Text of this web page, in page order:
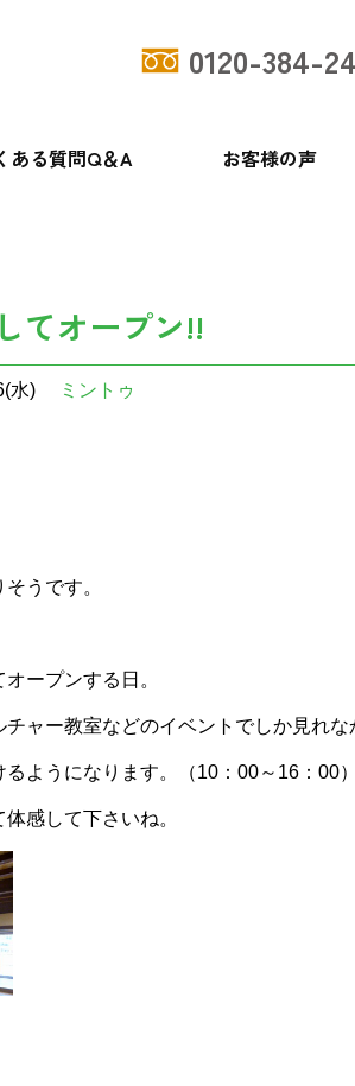
0120-384-
ある質問Q＆A お客様の声
てオープン!!
水) ミントゥ
うです。
オープンする日。
ャー教室などのイベントでしか見れ
ようになります。（10：00～16：00）
感して下さいね。